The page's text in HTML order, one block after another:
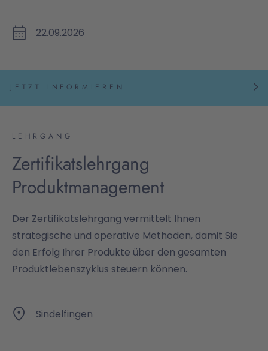
22.09.2026
JETZT INFORMIEREN
LEHRGANG
Zertifikatslehrgang
Produktmanagement
Der Zertifikatslehrgang vermittelt Ihnen
strategische und operative Methoden, damit Sie
den Erfolg Ihrer Produkte über den gesamten
Produktlebenszyklus steuern können.
Sindelfingen